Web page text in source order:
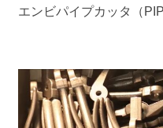
エンビパイプカッタ（